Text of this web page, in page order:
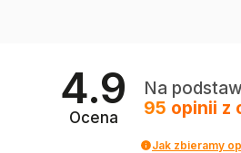
4.9
Ocena
Na
95 opinii z
Jak zbieramy